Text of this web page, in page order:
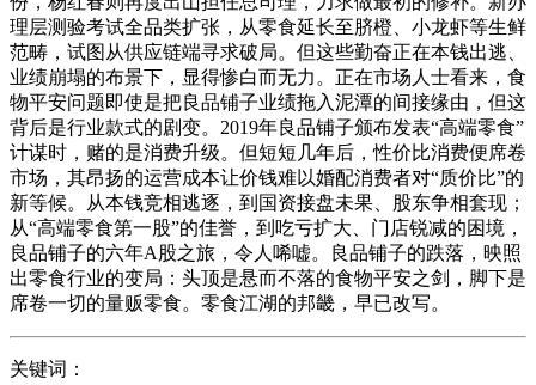
理层测验考试全品类扩张，从零食延长至脐橙、小龙虾等生鲜
范畴，试图从供应链端寻求破局。但这些勤奋正在本钱出逃、
业绩崩塌的布景下，显得惨白而无力。正在市场人士看来，食
物平安问题即使是把良品铺子业绩拖入泥潭的间接缘由，但这
背后是行业款式的剧变。2019年良品铺子颁布发表“高端零食”
计谋时，赌的是消费升级。但短短几年后，性价比消费便席卷
市场，其昂扬的运营成本让价钱难以婚配消费者对“质价比”的
新等候。从本钱竞相逃逐，到国资接盘未果、股东争相套现；
从“高端零食第一股”的佳誉，到吃亏扩大、门店锐减的困境，
良品铺子的六年A股之旅，令人唏嘘。良品铺子的跌落，映照
出零食行业的变局：头顶是悬而不落的食物平安之剑，脚下是
席卷一切的量贩零食。零食江湖的邦畿，早已改写。
关键词：